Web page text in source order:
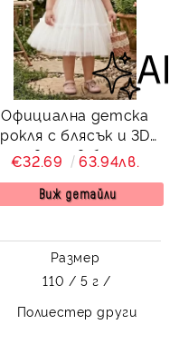
Официална детска
рокля с блясък и 3D
цветя в бяло
€32.69 63.94лв.
Виж детайли
Размер
110 / 5 г /
Полиестер други